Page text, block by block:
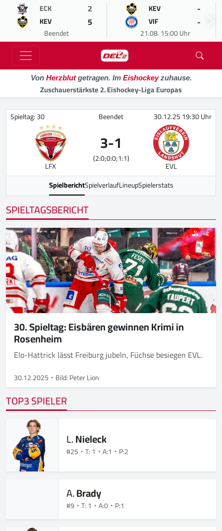
ECK 2
KEV 5
Beendet
KEV -
VIF -
21.08. 15:00 Uhr
Von Herzblutgetragen. Im Eishockeyzuhause.
Zuschauerstärkste 2. Eishockey-Liga Europas
Spieltag: 30 Beendet 30.12.25 19:30 Uhr
LFX
3-1
(2:0;0:0;1:1)
EVL
SpielberichtSpielverlaufLineupSpielerstats
SPIELTAGSBERICHT
30. Spieltag: Eisbären gewinnen Krimi in
Rosenheim
Elo-Hattrick lässt Freiburg jubeln, Füchse besiegen EVL.
30.12.2025 Bild: Peter Lion
TOP3 SPIELER
L.Nieleck
#25 T: 1 A:1 P:2
A.Brady
#9 T: 1 A:0 P:1